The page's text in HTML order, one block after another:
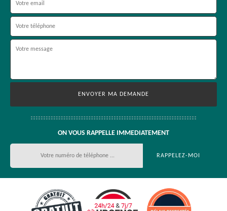
ON VOUS RAPPELLE IMMEDIATEMENT